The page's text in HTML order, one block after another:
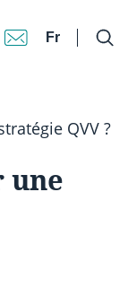
Fr
QVV ?
une